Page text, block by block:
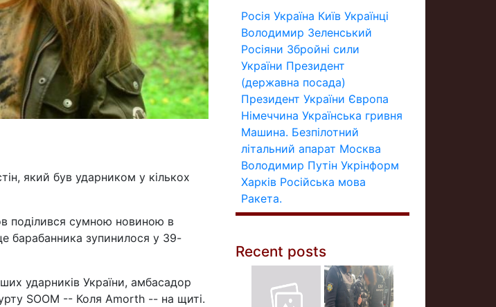
який був ударником у кількох
поділився сумною новиною в
барабанника зупинилося у 39-
ударників України, амбасадор
SOOM -- Коля Amorth -- на щиті.
Росія Україна Київ Українці
Володимир Зеленський
Росіяни Збройні сили
України Президент
(державна посада)
Президент України Європа
Німеччина Українська гривня
Машина. Безпілотний
літальний апарат Москва
Володимир Путін Укрінформ
Харків Російська мова
Ракета.
Recent posts